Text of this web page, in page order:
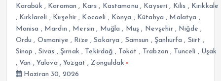
Karabük , Karaman , Kars , Kastamonu , Kayseri , Kilis , Kırıkkale
, Kırklareli , Kırşehir, Kocaeli , Konya , Kütahya , Malatya ,
Manisa , Mardin , Mersin , Muğla , Muş , Nevşehir, Niğde ,
Ordu , Osmaniye , Rize ,Sakarya , Samsun , Şanlıurfa , Siirt ,
Sinop , Sivas , Şırnak , Tekirdağ , Tokat , Trabzon , Tunceli , Uşak
, Van , Yalova ,Yozgat ,Zonguldak
Haziran 30, 2026